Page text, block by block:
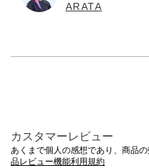
ARATA
カスタマーレビュー
あくまで個人の感想であり、商品
品レビュー機能利用規約